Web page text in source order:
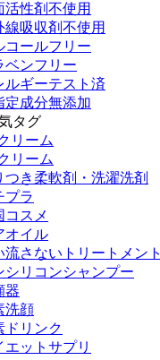
活性剤不使用
線吸収剤不使用
コールフリー
ベンフリー
ルギーテスト済
定成分無添加
タグ
リーム
リーム
つき柔軟剤・洗濯洗剤
プラ
コスメ
オイル
流さないトリートメント
シリコンシャンプー
器
洗顔
ドリンク
エットサプリ